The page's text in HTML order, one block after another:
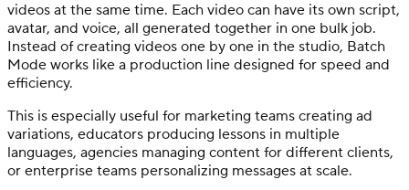
videos at the same time. Each video can have its own script,
avatar, and voice, all generated together in one bulk job.
Instead of creating videos one by one in the studio, Batch
Mode works like a production line designed for speed and
efficiency.
This is especially useful for marketing teams creating ad
variations, educators producing lessons in multiple
languages, agencies managing content for different clients,
or enterprise teams personalizing messages at scale.